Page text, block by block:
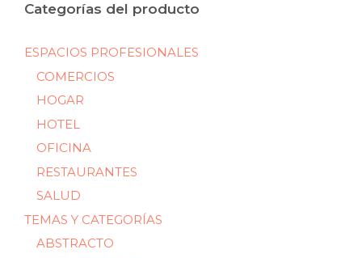
Categorías del producto
ESPACIOS PROFESIONALES
COMERCIOS
HOGAR
HOTEL
OFICINA
RESTAURANTES
SALUD
TEMAS Y CATEGORÍAS
ABSTRACTO